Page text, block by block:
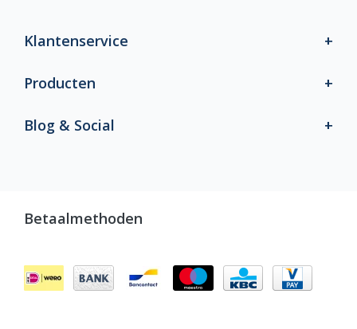
Klantenservice
Producten
Blog & Social
Betaalmethoden